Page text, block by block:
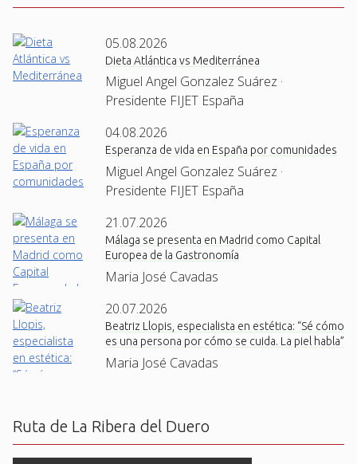
05.08.2026
Dieta Atlántica vs Mediterránea
Miguel Angel Gonzalez Suárez ·
Presidente FIJET España
04.08.2026
Esperanza de vida en España por comunidades
Miguel Angel Gonzalez Suárez ·
Presidente FIJET España
21.07.2026
Málaga se presenta en Madrid como Capital
Europea de la Gastronomía
Maria José Cavadas
20.07.2026
Beatriz Llopis, especialista en estética: “Sé cómo
es una persona por cómo se cuida. La piel habla”
Maria José Cavadas
Ruta de La Ribera del Duero